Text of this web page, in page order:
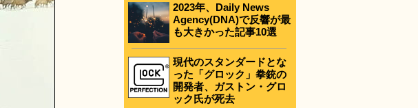
2023年、Daily News
Agency(DNA)で反響が最
も大きかった記事10選
現代のスタンダードとな
った「グロック」拳銃の
開発者、ガストン・グロ
ック氏が死去